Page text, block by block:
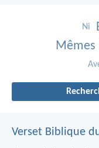
Ni
Mêmes
Verset Biblique